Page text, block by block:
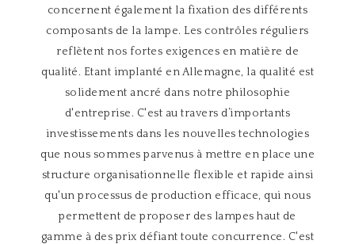
concernent également la fixation des différents
composants de la lampe. Les contrôles réguliers
reflètent nos fortes exigences en matière de
qualité. Etant implanté en Allemagne, la qualité est
solidement ancré dans notre philosophie
d'entreprise. C'est au travers d’importants
investissements dans les nouvelles technologies
que nous sommes parvenus à mettre en place une
structure organisationnelle flexible et rapide ainsi
qu'un processus de production efficace, qui nous
permettent de proposer des lampes haut de
gamme à des prix défiant toute concurrence. C'est